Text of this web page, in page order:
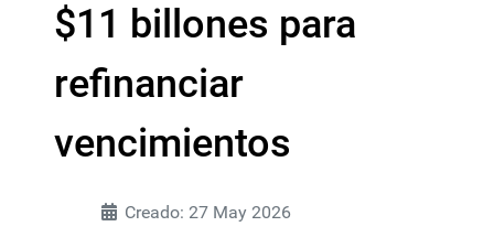
$11 billones para
refinanciar
vencimientos
Creado: 27 May 2026